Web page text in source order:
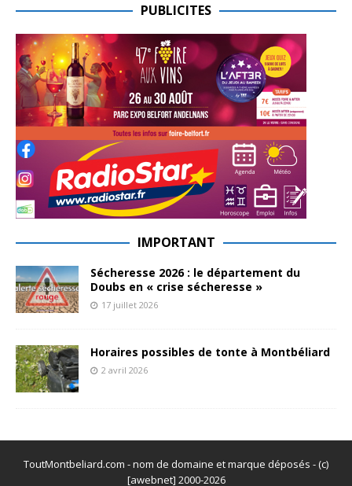
PUBLICITES
IMPORTANT
Sécheresse 2026 : le département du
Doubs en « crise sécheresse »
17 juillet 2026
Horaires possibles de tonte à Montbéliard
2 avril 2026
ToutMontbeliard.com - nom de domaine et marque déposés - (c)
[awebnet] 2000-2026